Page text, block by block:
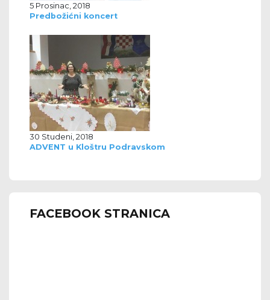
5 Prosinac, 2018
Predbožićni koncert
30 Studeni, 2018
ADVENT u Kloštru Podravskom
FACEBOOK STRANICA